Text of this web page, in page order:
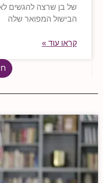
של בן שרצה להגשים
הבישול המפואר שלה
קראו עוד »